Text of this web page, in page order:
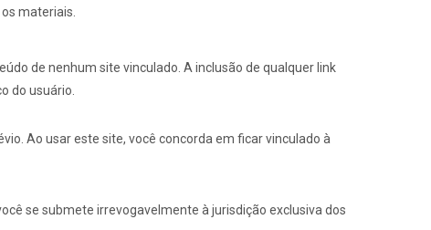
materiais.
de nenhum site vinculado. A inclusão de qualquer link
do usuário.
Ao usar este site, você concorda em ficar vinculado à
se submete irrevogavelmente à jurisdição exclusiva dos